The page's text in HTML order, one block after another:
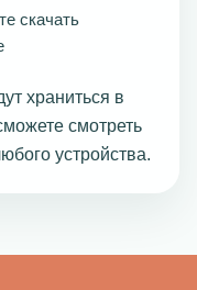
скачать
храниться в
смотреть
устройства.